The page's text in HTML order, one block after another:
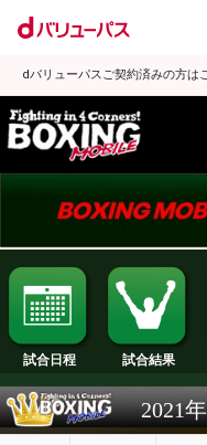
dバリューパスご契約済みの方は
試合日程 試合結